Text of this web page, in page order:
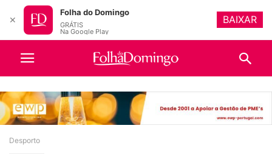
Desporto
✕
Folha do Domingo
GRÁTIS
Na Google Play
BAIXAR